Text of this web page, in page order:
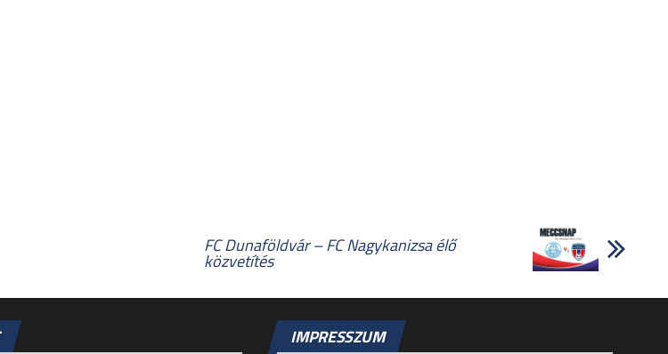
FC Dunaföldvár – FC Nagykanizsa élő
közvetítés
IMPRESSZUM